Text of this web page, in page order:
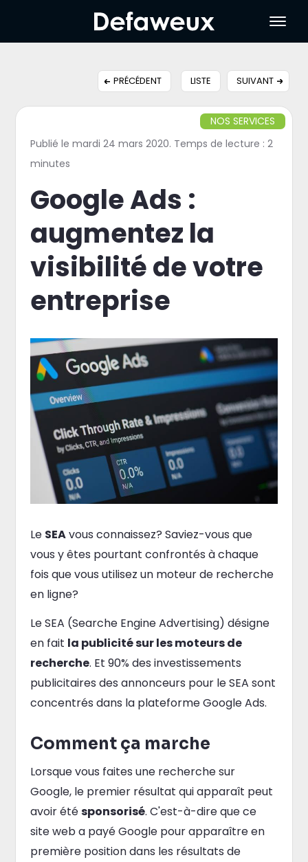
PRÉCÉDENT LISTE SUIVANT
NOS SERVICES
Publié le mardi 24 mars 2020. Temps de lecture : 2
minutes
Google Ads :
augmentez la
visibilité de votre
entreprise
Le SEAvous connaissez? Saviez-vous que
vous y êtes pourtant confrontés à chaque
fois que vous utilisez un moteur de recherche
en ligne?
Le SEA (Searche Engine Advertising) désigne
en fait la publicité sur les moteurs de
recherche. Et 90% des investissements
publicitaires des annonceurs pour le SEA sont
concentrés dans la plateforme Google Ads.
Comment ça marche
Lorsque vous faites une recherche sur
Google, le premier résultat qui apparaît peut
avoir étésponsorisé. C'est-à-dire que ce
site web a payé Google pour apparaître en
première position dans les résultats de